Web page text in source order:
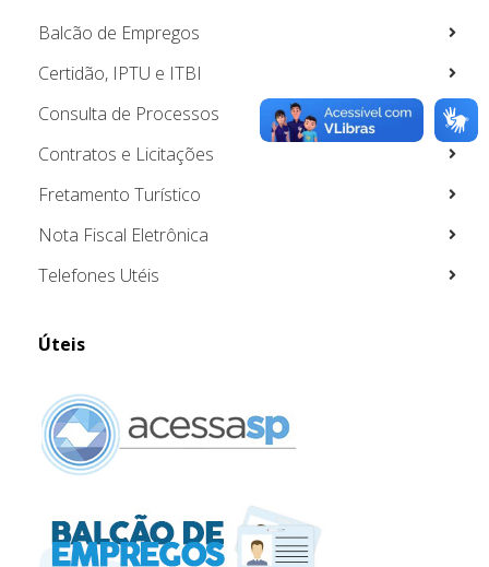
Balcão de Empregos
Certidão, IPTU e ITBI
Consulta de Processos
Contratos e Licitações
Fretamento Turístico
Nota Fiscal Eletrônica
Telefones Utéis
Úteis